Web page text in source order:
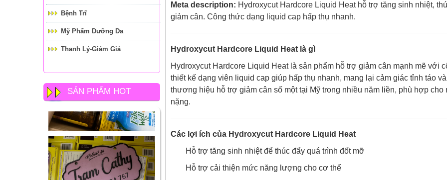
Bệnh Trĩ
Mỹ Phẩm Dưỡng Da
Thanh Lý-Giảm Giá
SẢN PHẨM HOT
Meta description: Hydroxycut Hardcore Liquid Heat hỗ trợ tăng sinh nhiệt,
giảm cân. Công thức dạng liquid cap hấp thụ nhanh.
Hydroxycut Hardcore Liquid Heat là gì
Hydroxycut Hardcore Liquid Heat là sản phẩm hỗ trợ giảm cân mạnh mẽ với
thiết kế dạng viên liquid cap giúp hấp thụ nhanh, mang lại cảm giác tỉnh táo
thương hiệu hỗ trợ giảm cân số một tại Mỹ trong nhiều năm liền, phù hợp
nặng.
Các lợi ích của Hydroxycut Hardcore Liquid Heat
Hỗ trợ tăng sinh nhiệt để thúc đẩy quá trình đốt mỡ
Hỗ trợ cải thiện mức năng lượng cho cơ thể